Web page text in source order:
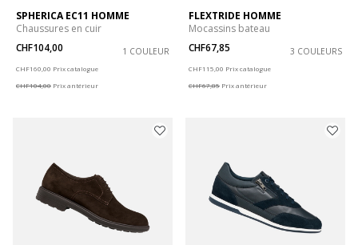
SPHERICA EC11 HOMME
Chaussures en cuir
CHF104,00
1 COULEUR
CHF160,00 Prix catalogue
CHF104,00 Prix antérieur
FLEXTRIDE HOMME
Mocassins bateau
CHF67,85
3 COULEURS
CHF115,00 Prix catalogue
CHF67,85 Prix antérieur